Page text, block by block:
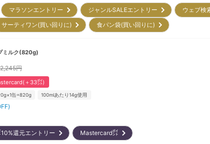
マラソンエントリー ジャンルSALEエントリー ウェブ検
サーティワン(買い回りに) 食パン袋(買い回りに)
ミルク(820g)
2,245円
＋33㌽)
缶=820g 100mlあたり14g使用
10%還元エントリー Mastercard㌽